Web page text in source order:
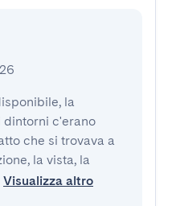
la
dintorni c'erano
che si trovava a
la vista, la
Visualizza altro